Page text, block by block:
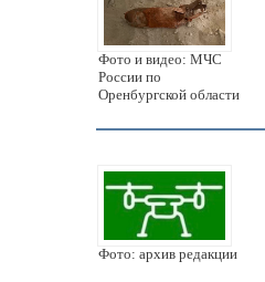
Фото и видео: МЧС
России по
Оренбургской области
Фото: архив редакции